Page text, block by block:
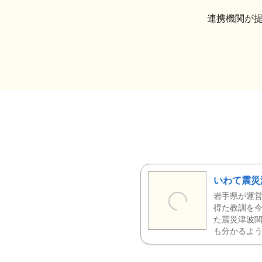
連携機関が
いわて震
岩手県が運
得た教訓を
た震災津波
も分かるよ